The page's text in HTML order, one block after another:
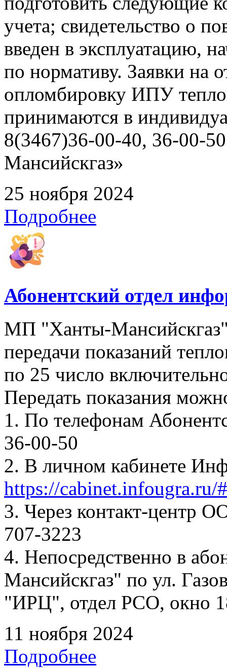
учета; свидетельство о
введен в эксплуатацию,
по нормативу. Заявки на
опломбировку ИПУ
принимаются в
8(3467)36-00-40, 36-00-
Мансийскгаз»
25 ноября 2024
Подробнее
Абонентский отдел
МП "Ханты-Мансийскгаз"
передачи показаний
по 25 число
Передать показания
1. По телефонам
36-00-50
2. В личном кабинете
https://cabinet.infougra.ru/
3. Через контакт-центр
707-3223
4. Непосредственно в
Мансийскгаз" по ул.
"ИРЦ", отдел РСО, окно
11 ноября 2024
Подробнее